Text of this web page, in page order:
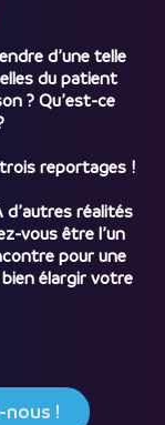
d’une telle
du patient
? Qu’est-ce
reportages !
d’autres réalités
vous être l’un
pour une
élargir votre
!